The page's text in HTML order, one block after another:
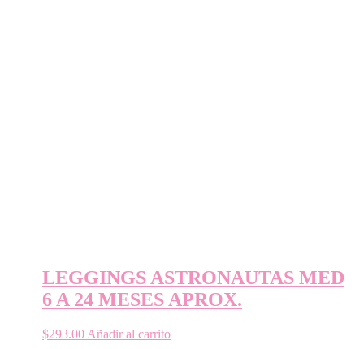
LEGGINGS ASTRONAUTAS MED
6 A 24 MESES APROX.
$293.00 Añadir al carrito